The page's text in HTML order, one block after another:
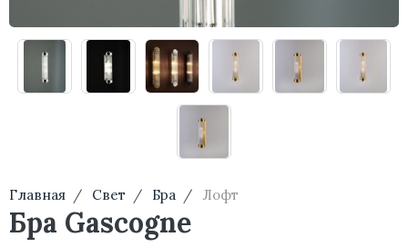
Главная Свет Бра Лофт
Бра Gascogne